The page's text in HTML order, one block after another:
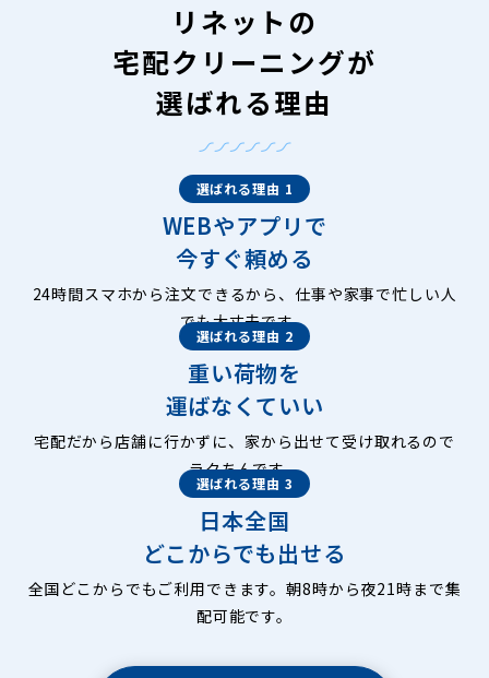
リネットの
宅配クリーニングが
選ばれる理由
選ばれる理由 1
WEBやアプリで
今すぐ頼める
24時間スマホから注文できるから、仕事や家事で忙しい人
でも大丈夫です。
選ばれる理由 2
重い荷物を
運ばなくていい
宅配だから店舗に行かずに、家から出せて受け取れるので
ラクちんです。
選ばれる理由 3
日本全国
どこからでも出せる
全国どこからでもご利用できます。朝8時から夜21時まで集
配可能です。